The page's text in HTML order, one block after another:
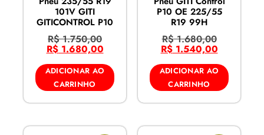
101V GITI
GITICONTROL P10
R$1.750,00
R$1.680,00
ADICIONAR AO
CARRINHO
P10 OE 225/55
R19 99H
R$1.680,00
R$1.540,00
ADICIONAR AO
CARRINHO